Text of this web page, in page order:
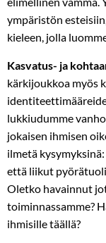
ympäristön
kieleen, jolla
Kasvatus- ja
kärkijoukkoa myös
lukkiudumme
jokaisen ihmisen
ilmetä
että liikut
Oletko havainnut
toiminnassamme?
ihmisille täällä?